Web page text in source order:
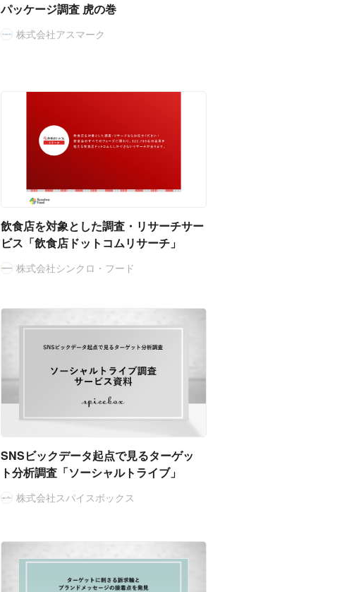
パッケージ調査 虎の巻
株式会社アスマーク
飲食店を対象とした調査・リサーチサー
ビス「飲食店ドットコムリサーチ」
株式会社シンクロ・フード
SNSビックデータ起点で⾒るターゲッ
ト分析調査「ソーシャルトライブ」
株式会社スパイスボックス